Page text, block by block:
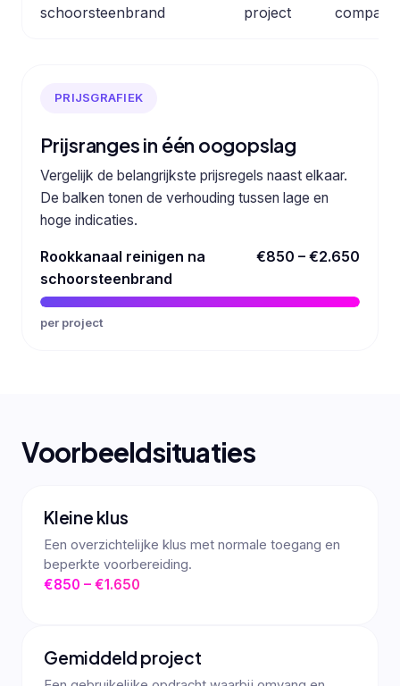
schoorsteenbrand
project
PRIJSGRAFIEK
Prijsranges in één oogopslag
Vergelijk de belangrijkste prijsregels naast elkaar.
De balken tonen de verhouding tussen lage en
hoge indicaties.
Rookkanaal reinigen na
schoorsteenbrand
€850 – €2.650
per project
Voorbeeldsituaties
Kleine klus
Een overzichtelijke klus met normale toegang en
beperkte voorbereiding.
€850 – €1.650
Gemiddeld project